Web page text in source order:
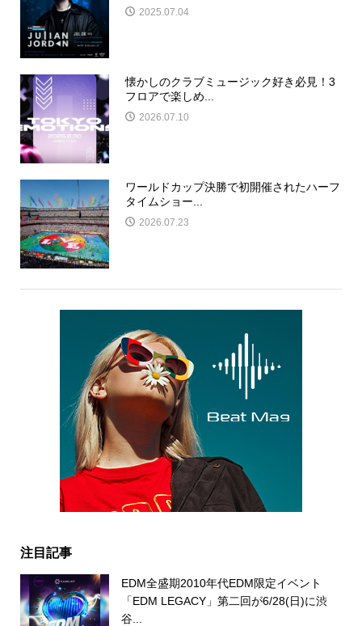
2025.07.04
懐かしのクラブミュージック好き必見！3
フロアで楽しめ...
2026.07.10
ワールドカップ決勝で初開催されたハーフ
タイムショー...
2026.07.23
注目記事
EDM全盛期2010年代EDM限定イベント
「EDM LEGACY」第二回が6/28(日)に渋
谷...